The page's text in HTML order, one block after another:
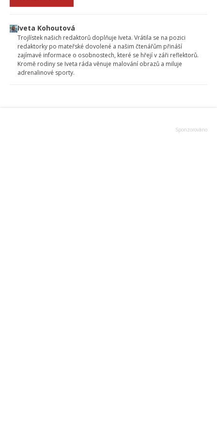
Iveta Kohoutová
Trojlístek našich redaktorů doplňuje Iveta. Vrátila se na pozici
redaktorky po mateřské dovolené a našim čtenářům přináší
zajímavé informace o osobnostech, které se hřejí v záři reflektorů.
Kromě rodiny se Iveta ráda věnuje malování obrazů a miluje
adrenalinové sporty.